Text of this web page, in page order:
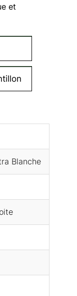
et
Blanche